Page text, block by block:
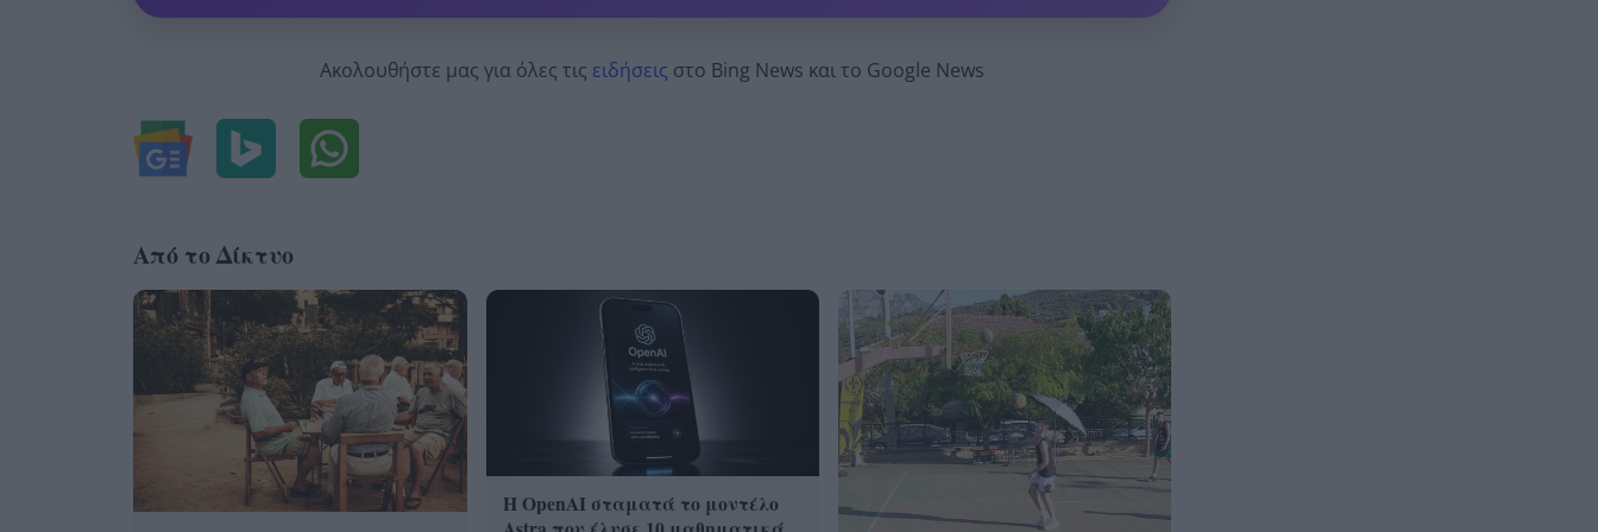
Ακολουθήστε μας για όλες τις ειδήσεις στο Bing News και το Google News
Από το Δίκτυο
Η OpenAI σταματά το μοντέλο